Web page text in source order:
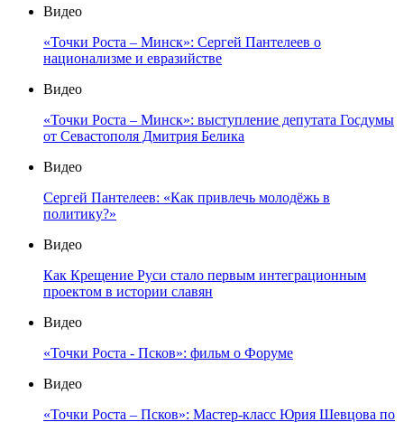
Видео
«Точки Роста – Минск»: Сергей Пантелеев о
национализме и евразийстве
Видео
«Точки Роста – Минск»: выступление депутата Госдумы
от Севастополя Дмитрия Белика
Видео
Сергей Пантелеев: «Как привлечь молодёжь в
политику?»
Видео
Как Крещение Руси стало первым интеграционным
проектом в истории славян
Видео
«Точки Роста - Псков»: фильм о Форуме
Видео
«Точки Роста – Псков»: Мастер-класс Юрия Шевцова по